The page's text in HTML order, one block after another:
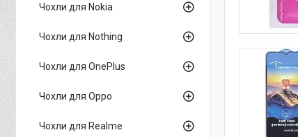
Чохли для Nokia
Чохли для Nothing
Чохли для OnePlus
Чохли для Oppo
Чохли для Realme